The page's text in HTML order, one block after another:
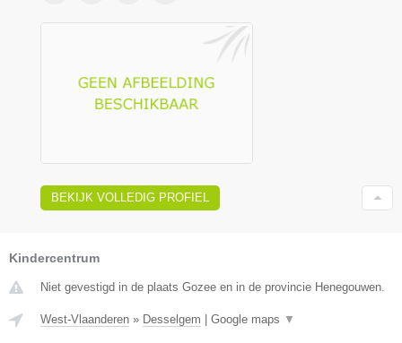
BEKIJK VOLLEDIG PROFIEL
Kindercentrum
Niet gevestigd in de plaats Gozee en in de provincie Henegouwen.
West-Vlaanderen » Desselgem Google maps ▼